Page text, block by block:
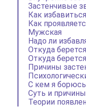
Застенчивые
Как
Как
Мужская
Надо ли
Откуда
Откуда
Причины
С кем я
Суть и
Теории